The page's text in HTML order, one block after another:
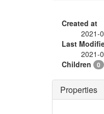
Created at
2021-
Last
2021-
Children
0
Properties